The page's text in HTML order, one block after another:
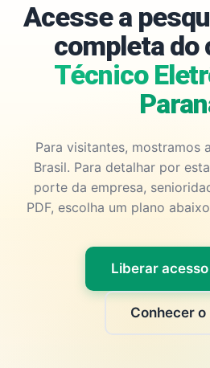
Acesse a
completa do
Técnico
Para visitantes, mostramos
Brasil. Para detalhar por
porte da empresa,
PDF, escolha um plano
Liberar
Conhecer o